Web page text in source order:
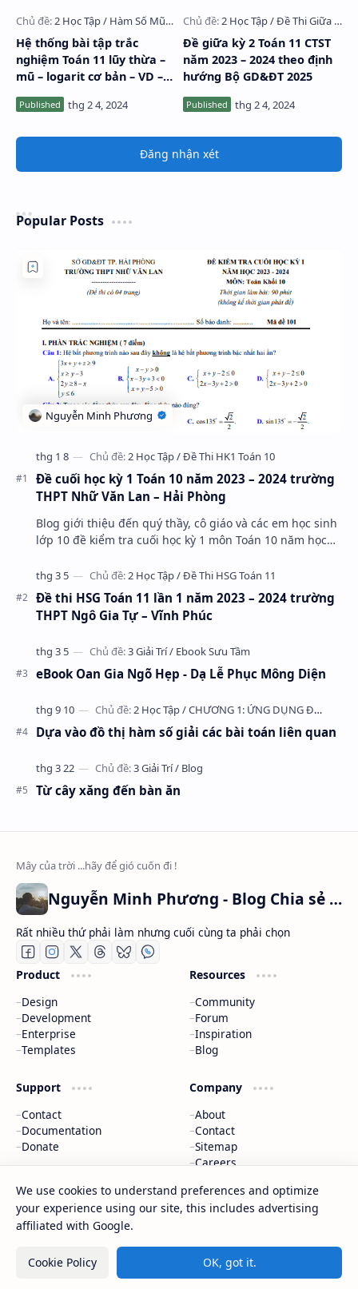
Hệ thống bài tập trắc
nghiệm Toán 11 lũy thừa –
mũ – logarit cơ bản – VD –
VDC
Đề giữa kỳ 2 Toán 11 CTST
năm 2023 – 2024 theo định
hướng Bộ GD&ĐT 2025
Đăng nhận xét
Popular Posts
Đề cuối học kỳ 1 Toán 10 năm 2023 – 2024 trường
THPT Nhữ Văn Lan – Hải Phòng
Blog giới thiệu đến quý thầy, cô giáo và các em học sinh
lớp 10 đề kiểm tra cuối học kỳ 1 môn Toán 10 năm học
Đề thi HSG Toán 11 lần 1 năm 2023 – 2024 trường
THPT Ngô Gia Tự – Vĩnh Phúc
eBook Oan Gia Ngõ Hẹp - Dạ Lễ Phục Mông Diện
Dựa vào đồ thị hàm số giải các bài toán liên quan
Từ cây xăng đến bàn ăn
Nguyễn Minh Phương - Blog Chia sẻ Kiến thức Chứng khoán & Tài liệu Toán học
Rất nhiều thứ phải làm nhưng cuối cùng ta phải chọn
Product
Design
Development
Enterprise
Templates
Resources
Community
Forum
Inspiration
Blog
Support
Contact
Documentation
Donate
Company
About
Contact
Sitemap
Careers
2026‧
Nguyễn Minh Phương - Blog Chia sẻ Kiến thức Chứng khoán & Tài
‧ All rights reserved.
We use cookies to understand preferences and optimize
your experience using our site, this includes advertising
affiliated with Google.
Cookie Policy OK, got it.